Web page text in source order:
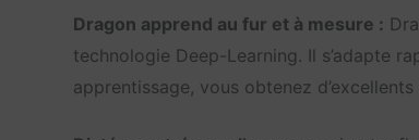
Dragon apprend au fur et à mesure :
technologie Deep-Learning. Il s’adapte
apprentissage, vous obtenez d’excellents